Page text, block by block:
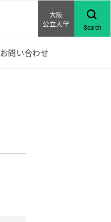
大阪
公立大学
Search
お問い合わせ